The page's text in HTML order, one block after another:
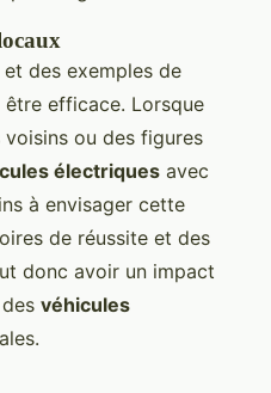
des exemples de
efficace. Lorsque
ou des figures
électriques avec
à envisager cette
de réussite et des
donc avoir un impact
véhicules